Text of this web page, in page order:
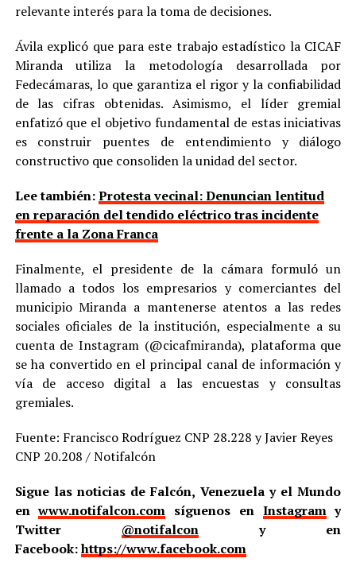
relevante interés para la toma de decisiones.
Ávila explicó que para este trabajo estadístico la CICAF
Miranda utiliza la metodología desarrollada por
Fedecámaras, lo que garantiza el rigor y la confiabilidad
de las cifras obtenidas. Asimismo, el líder gremial
enfatizó que el objetivo fundamental de estas iniciativas
es construir puentes de entendimiento y diálogo
constructivo que consoliden la unidad del sector.
Lee también:Protesta vecinal: Denuncian lentitud
en reparación del tendido eléctrico tras incidente
frente a la Zona Franca
Finalmente, el presidente de la cámara formuló un
llamado a todos los empresarios y comerciantes del
municipio Miranda a mantenerse atentos a las redes
sociales oficiales de la institución, especialmente a su
cuenta de Instagram (@cicafmiranda), plataforma que
se ha convertido en el principal canal de información y
vía de acceso digital a las encuestas y consultas
gremiales.
Fuente: Francisco Rodríguez CNP 28.228 y Javier Reyes
CNP 20.208 / Notifalcón
Sigue las noticias de Falcón, Venezuela y el Mundo
enwww.notifalcon.com síguenos en Instagramy
Twitter @notifalcony en
Facebook:https://www.facebook.com